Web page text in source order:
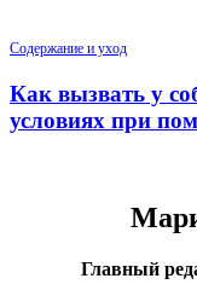
Содержание и уход
Как вызвать у
условиях при
Главный